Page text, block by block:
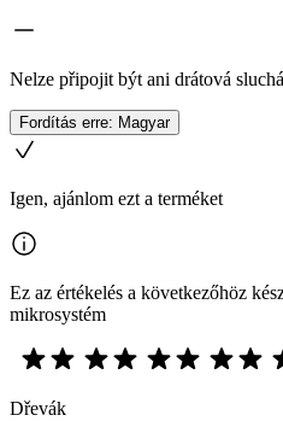
Nelze připojit být ani drátová
Fordítás erre: Magyar
Igen, ajánlom ezt a terméket
Ez az értékelés a következőhöz
mikrosystém
Dřevák